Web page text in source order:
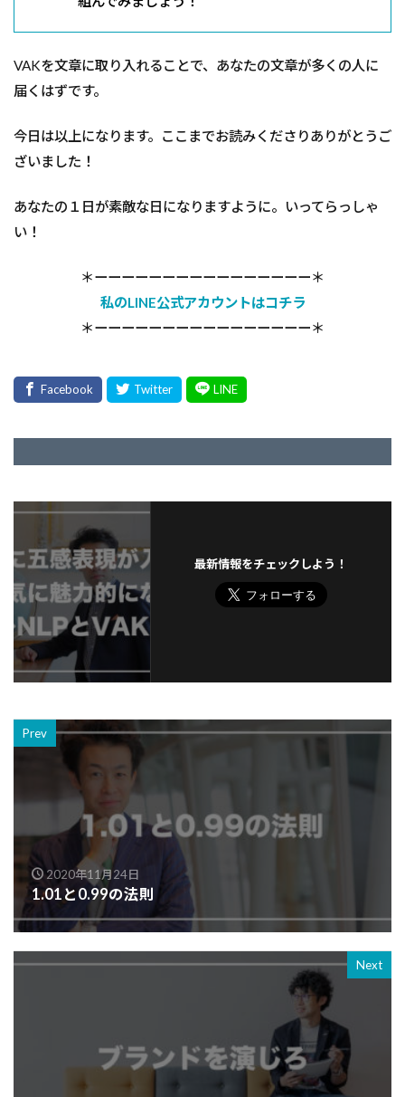
VAKを文章に取り入れることで、あなたの文章が多くの人に
届くはずです。
今日は以上になります。ここまでお読みくださりありがとうご
ざいました！
あなたの１日が素敵な日になりますように。いってらっしゃ
い！
＊ーーーーーーーーーーーーーーーー＊
私のLINE公式アカウントはコチラ
＊ーーーーーーーーーーーーーーーー＊
最新情報をチェックしよう！
Prev
2020年11月24日
1.01と0.99の法則
Next